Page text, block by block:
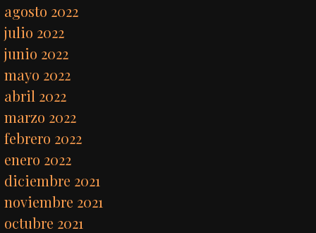
agosto 2022
julio 2022
junio 2022
mayo 2022
abril 2022
marzo 2022
febrero 2022
enero 2022
diciembre 2021
noviembre 2021
octubre 2021